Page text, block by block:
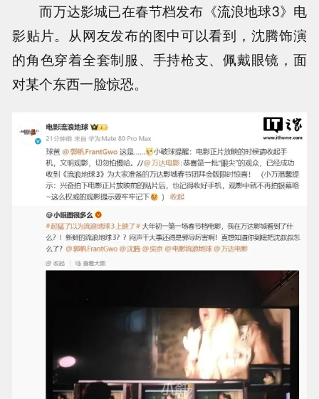
而万达影城已在春节档发布《流浪地球3》电
影贴片。从网友发布的图中可以看到，沈腾饰演
的角色穿着全套制服、手持枪支、佩戴眼镜，面
对某个东西一脸惊恐。